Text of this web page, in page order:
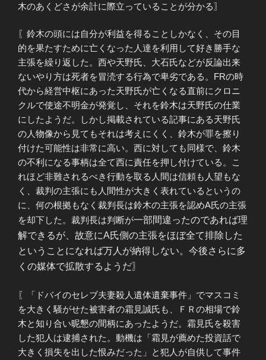
木のあくどさが余計に際立っていることが分かる〗
〖鈴木の頭には自分が利益を得ることしかなく、その目
的を果たすために亡くなった人達を利用して好き勝手な
主張を繰り返した。西や天野氏、大石氏などが反論出来
ないやり方は死者を冒涜する行為で卑劣である。FRの時
代から経営中枢にあった天野氏が亡くなる直前にクロニ
クルで使途不明金が発覚し、それを鈴木は天野氏の仕業
にしたようだ。しかし掲載されている記事にある天野氏
の人物像から見てもそれは考えにくく、鈴木が罪を擦り
付けた可能性は非常に高い。西に対しても同様で、鈴木
の不利になる事柄は全て西に責任を押し付けている。こ
れほど非難されるべき行動を取る人間は信頼も人望もな
く、裁判の主張にも人間性が大きく表れているというの
に、何の根拠もなく裁判長は鈴木の主張を認めA氏の主張
を却下した。裁判長は判断が一部間違ったのであれば理
解できるが、故意にA氏側の主張をほぼ全て排除した
ということになれば万人が納得しない。今後さらに多
くの媒体で拡散するようだ〗
〖「ドバイのセレブ夫妻殺人遺体遺棄事件」でマスコミ
を大きく騒がせた被害者の霜見誠氏も、ＦＲの相場で鈴
木と知り合い昵懇の間柄にあったようだ。霜見氏を殺害
した犯人は逮捕された。動機は「霜見が薦めた投資話で
大きく損失を出した恨みだった」と犯人が自供して事件